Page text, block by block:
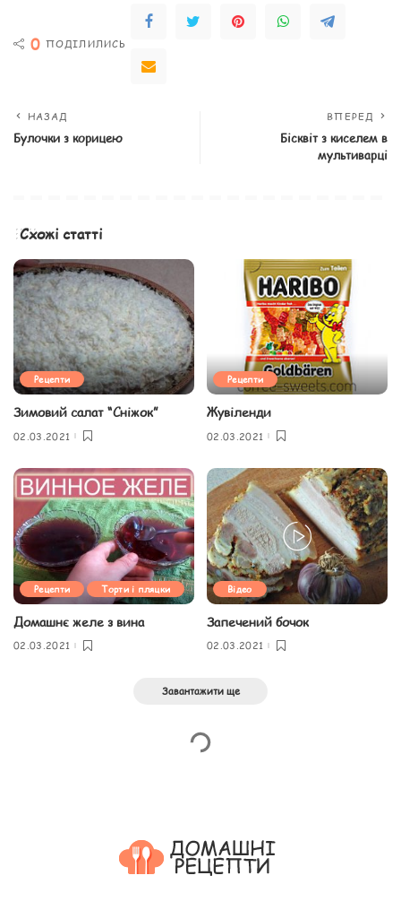
0 ПОДІЛИЛИСЬ
НАЗАД
Булочки з корицею
ВПЕРЕД
Бісквіт з киселем в
мультиварці
Схожі статті
Рецепти
Зимовий салат “Сніжок”
02.03.2021
Рецепти
Жувіленди
02.03.2021
Рецепти Торти і пляцки
Домашнє желе з вина
02.03.2021
Відео
Запечений бочок
02.03.2021
Завантажити ще